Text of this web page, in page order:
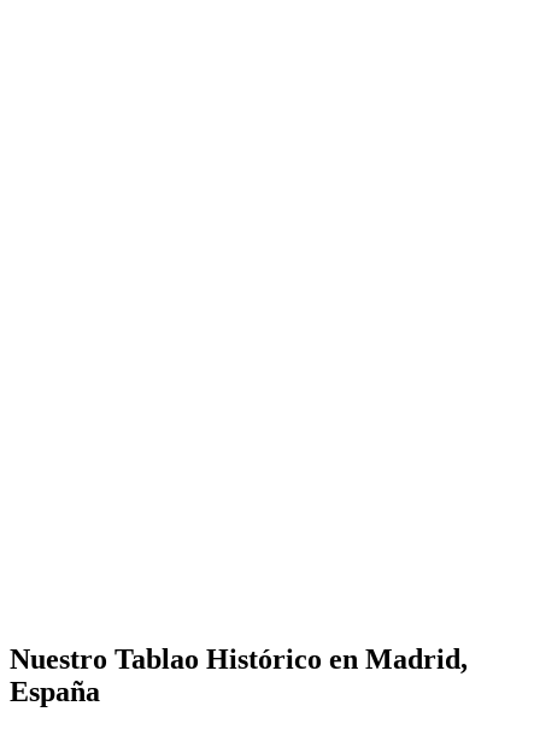
Nuestro Tablao Histórico en Madrid,
España